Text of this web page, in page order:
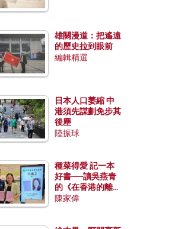
雄關漫道：把遙遠
的歷史拉到眼前
編輯精選
日本人口萎縮 中
港須先謀劃免步其
後塵
陸振球
種菜得愛 記一本
好書──讀吳燕青
的《在香港的離島
種菜》
陳家偉